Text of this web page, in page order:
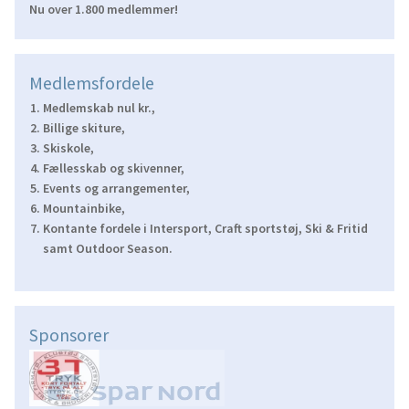
Nu over 1.800 medlemmer!
Medlemsfordele
Medlemskab nul kr.,
Billige skiture,
Skiskole,
Fællesskab og skivenner,
Events og arrangementer,
Mountainbike,
Kontante fordele i Intersport, Craft sportstøj, Ski & Fritid
samt Outdoor Season.
Sponsorer